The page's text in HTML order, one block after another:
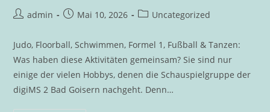
Beitrags-
admin
BeitragMai 10, 2026
Beitrags-
Uncategorized
Judo, Floorball, Schwimmen, Formel 1, Fußball & Tanzen:
Was haben diese Aktivitäten gemeinsam? Sie sind nur
einige der vielen Hobbys, denen die Schauspielgruppe der
digiMS 2 Bad Goisern nachgeht. Denn…